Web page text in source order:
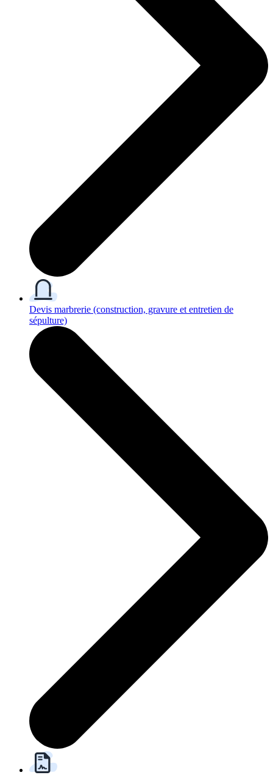
Devis marbrerie (construction, gravure et entretien de
sépulture)